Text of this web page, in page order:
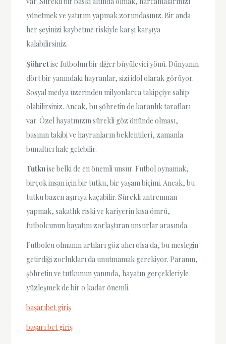
yönetmek ve yatırım yapmak zorundasınız. Bir anda
her şeyinizi kaybetme riskiyle karşı karşıya
kalabilirsiniz.
Şöhretise futbolun bir diğer büyüleyici yönü. Dünyanın
dört bir yanındaki hayranlar, sizi idol olarak görüyor.
Sosyal medya üzerinden milyonlarca takipçiye sahip
olabilirsiniz. Ancak, bu şöhretin de karanlık tarafları
var. Özel hayatınızın sürekli göz önünde olması,
basının takibi ve hayranların beklentileri, zamanla
bunaltıcı hale gelebilir.
Tutkuise belki de en önemli unsur. Futbol oynamak,
birçok insan için bir tutku, bir yaşam biçimi. Ancak, bu
tutku bazen aşırıya kaçabilir. Sürekli antrenman
yapmak, sakatlık riski ve kariyerin kısa ömrü,
futbolcunun hayatını zorlaştıran unsurlar arasında.
Futbolcu olmanın artıları göz alıcı olsa da, bu mesleğin
getirdiği zorlukları da unutmamak gerekiyor. Paranın,
şöhretin ve tutkunun yanında, hayatın gerçekleriyle
yüzleşmek de bir o kadar önemli.
başarıbet giriş
başarı bet giriş